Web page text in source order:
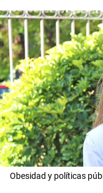
Obesidad y políticas